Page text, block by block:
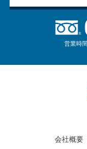
営業時
会社概要